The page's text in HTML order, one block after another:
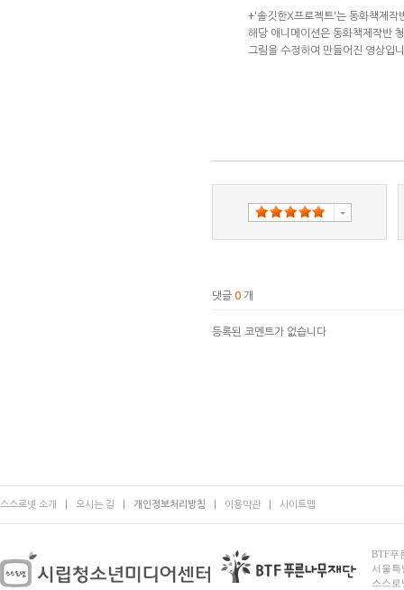
+'솔깃한X프로젝트'는 동화책제작
해당 애니메이션은 동화책제작반
그림을 수정하여 만들어진 영상입
댓글 0 개
등록된 코멘트가 없습니다
스스로넷 소개 오시는 길 개인정보처리방침 이용약관 사이트맵
BTF푸
서울
스스로